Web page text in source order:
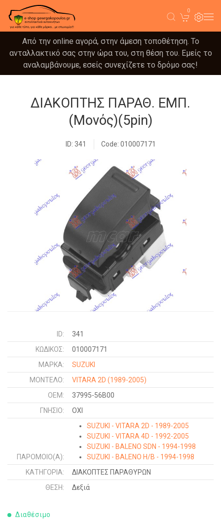
0
Από την online αγορά, στην άμεση τοποθέτηση. Το
ανταλλακτικό σας στην ώρα του, στη θέση του. Εμείς το
αναλαμβάνουμε, εσείς συνεχίζετε το δρόμο σας!
ΔΙΑΚΟΠΤΗΣ ΠΑΡΑΘ. ΕΜΠ.
(Μονός)(5pin)
ID: 341 Code: 010007171
ID:
341
ΚΩΔΙΚΌΣ:
010007171
ΜΑΡΚΑ:
SUZUKI
ΜΟΝΤΕΛΟ:
VITARA 2D (1989-2005)
OEM:
37995-56B00
ΓΝΉΣΙΟ:
ΟΧΙ
ΠΑΡΌΜΟΙΟ(Α):
SUZUKI - VITARA 2D - 1989-2005
SUZUKI - VITARA 4D - 1992-2005
SUZUKI - BALENO SDN - 1994-1998
SUZUKI - BALENO H/B - 1994-1998
ΚΑΤΗΓΟΡΊΑ:
ΔΙΑΚΟΠΤΕΣ ΠΑΡΑΘΥΡΩΝ
ΘΈΣΗ:
Δεξιά
Διαθέσιμο